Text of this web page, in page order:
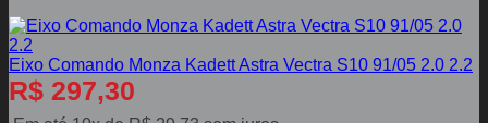
Eixo Comando Monza Kadett Astra Vectra S10 91/05 2.0 2.2
R$ 297,30